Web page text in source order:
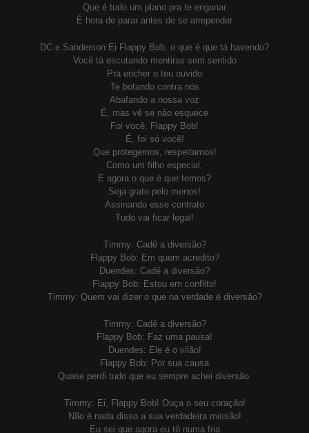
Que é tudo um plano pra te enganar
É hora de parar antes de se arrepender
DC e Sanderson:Ei Flappy Bob, o que é que tá havendo?
Você tá escutando mentiras sem sentido
Pra encher o teu ouvido
Te botando contra nós
Abafando a nossa voz
É, mas vê se não esquece
Foi você, Flappy Bob!
É, foi só você!
Que protegemos, respeitamos!
Como um filho especial.
E agora o que é que temos?
Seja grato pelo menos!
Assinando esse contrato
Tudo vai ficar legal!
Timmy: Cadê a diversão?
Flappy Bob: Em quem acredito?
Duendes: Cadê a diversão?
Flappy Bob: Estou em conflito!
Timmy: Quem vai dizer o que na verdade é diversão?
Timmy: Cadê a diversão?
Flappy Bob: Faz uma pausa!
Duendes: Ele é o vilão!
Flappy Bob: Por sua causa
Quase perdi tudo que eu sempre achei diversão.
Timmy: Ei, Flappy Bob! Ouça o seu coração!
Não é nada disso a sua verdadeira missão!
Eu sei que agora eu tô numa fria